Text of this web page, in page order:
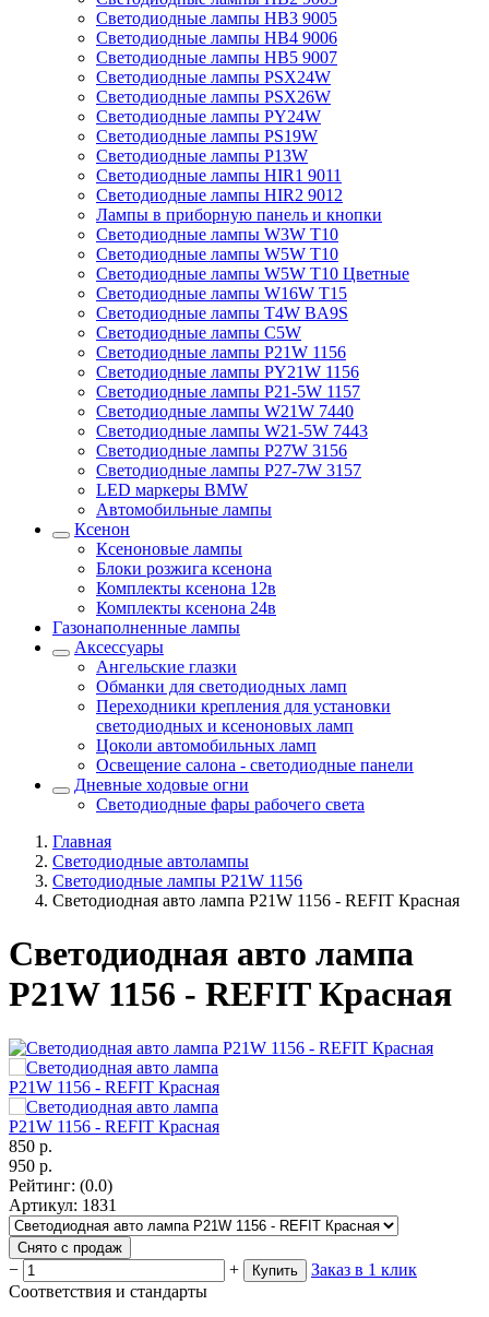
Светодиодные лампы HB3 9005
Светодиодные лампы HB4 9006
Светодиодные лампы HB5 9007
Светодиодные лампы PSX24W
Светодиодные лампы PSX26W
Светодиодные лампы PY24W
Светодиодные лампы PS19W
Светодиодные лампы P13W
Светодиодные лампы HIR1 9011
Светодиодные лампы HIR2 9012
Лампы в приборную панель и кнопки
Светодиодные лампы W3W T10
Светодиодные лампы W5W T10
Светодиодные лампы W5W T10 Цветные
Светодиодные лампы W16W T15
Светодиодные лампы T4W BA9S
Светодиодные лампы C5W
Светодиодные лампы P21W 1156
Светодиодные лампы PY21W 1156
Светодиодные лампы P21-5W 1157
Светодиодные лампы W21W 7440
Светодиодные лампы W21-5W 7443
Светодиодные лампы P27W 3156
Светодиодные лампы P27-7W 3157
LED маркеры BMW
Автомобильные лампы
Ксенон
Ксеноновые лампы
Блоки розжига ксенона
Комплекты ксенона 12в
Комплекты ксенона 24в
Газонаполненные лампы
Аксессуары
Ангельские глазки
Обманки для светодиодных ламп
Переходники крепления для установки
светодиодных и ксеноновых ламп
Цоколи автомобильных ламп
Освещение салона - светодиодные панели
Дневные ходовые огни
Светодиодные фары рабочего света
Главная
Светодиодные автолампы
Светодиодные лампы P21W 1156
Светодиодная авто лампа P21W 1156 - REFIT Красная
Светодиодная авто лампа
P21W 1156 - REFIT Красная
850 р.
950 р.
Рейтинг: (0.0)
Артикул: 1831
Снято с продаж
− + Купить
Заказ в 1 клик
Соответствия и стандарты